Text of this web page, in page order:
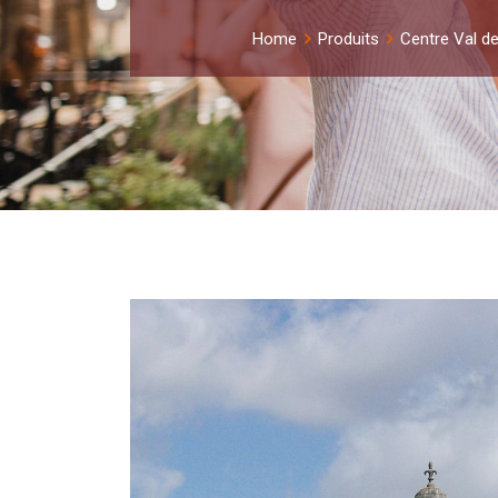
Home Produits Centre Val